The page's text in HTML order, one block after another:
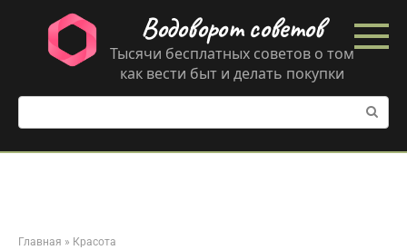
контенту
Водоворот советов
Тысячи бесплатных советов о том
как вести быт и делать покупки
Поиск:
Главная » Красота